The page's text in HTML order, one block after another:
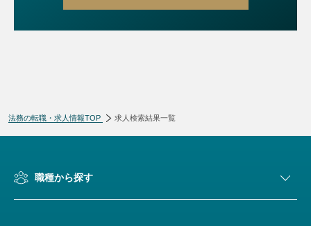
法務の転職・求人情報TOP 求人検索結果一覧
職種から探す